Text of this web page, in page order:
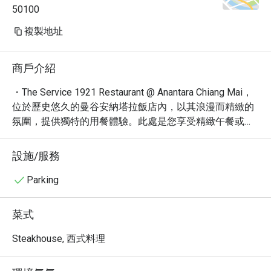
50100
複製地址
商戶介紹
・The Service 1921 Restaurant @ Anantara Chiang Mai，
位於歷史悠久的曼谷安納塔拉飯店內，以其浪漫而精緻的
氛圍，提供獨特的用餐體驗。此處是您享受精緻午餐或晚
餐的理想選擇。旅客讚譽其絕佳的雞尾酒、令人驚嘆的建
築風格，以及整體尊貴的渡假村體驗，是尋求難忘用餐享
受的首選。
・您將在此品嚐到一系列誘人的開胃菜、令人垂涎的甜
酒。無論是尋覓寧靜時光，或是慶祝特別時刻，The
Service 1921 Restaurant 的歷史魅力與現代品味將完美融
合，為您創造無可取代的美好回憶。
有最高 5 折的獨家優惠，讓您以超值價格，盡情享受這趟
設施/服務
Parking
菜式
Steakhouse, 西式料理